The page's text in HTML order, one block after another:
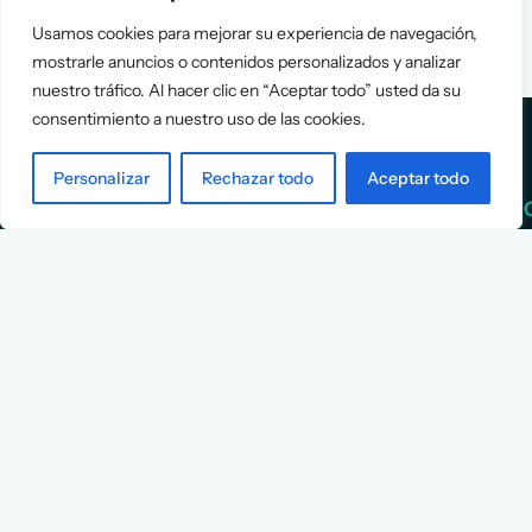
Usamos cookies para mejorar su experiencia de navegación,
mostrarle anuncios o contenidos personalizados y analizar
nuestro tráfico. Al hacer clic en “Aceptar todo” usted da su
consentimiento a nuestro uso de las cookies.
Personalizar Rechazar todo Aceptar todo
Services Info